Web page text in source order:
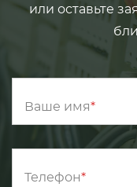
или оставьте
Ваше имя
Телефон